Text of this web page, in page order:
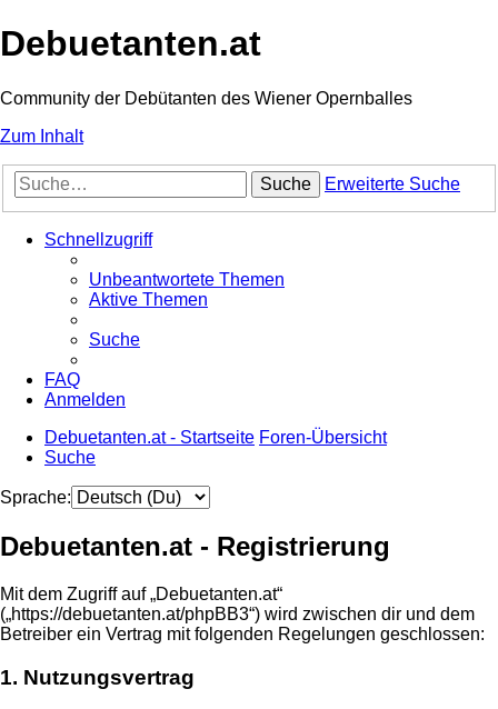
Debuetanten.at
Community der Debütanten des Wiener Opernballes
Zum Inhalt
Suche Erweiterte Suche
Schnellzugriff
Unbeantwortete Themen
Aktive Themen
Suche
FAQ
Anmelden
Debuetanten.at - Startseite Foren-Übersicht
Suche
Sprache:
Debuetanten.at - Registrierung
Mit dem Zugriff auf „Debuetanten.at“
(„https://debuetanten.at/phpBB3“) wird zwischen dir und dem
Betreiber ein Vertrag mit folgenden Regelungen geschlossen:
1. Nutzungsvertrag